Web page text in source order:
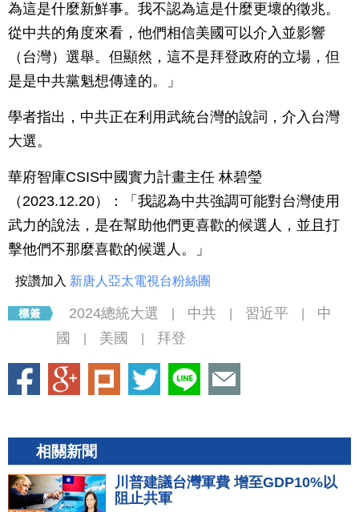
為這是什麼新鮮事。我不認為這是什麼更壞的徵兆。
從中共的角度來看，他們相信美國可以介入並影響
（台灣）選舉。但顯然，這不是拜登政府的立場，但
是是中共黨魁想傳達的。」
學者指出，中共正在利用武統台灣的說詞，介入台灣
大選。
華府智庫CSIS中國實力計畫主任 林碧瑩
（2023.12.20）：「我認為中共強調可能對台灣使用
武力的說法，是在幫助他們更喜歡的候選人，並且打
擊他們不那麼喜歡的候選人。」
按讚加入 新唐人亞太電視台粉絲團
2024總統大選 中共 習近平
中
國
美國 拜登
相關新聞
川普建議台灣軍費 增至GDP10%以
阻止共軍